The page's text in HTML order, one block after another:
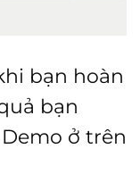
bạn hoàn
bạn
ở trên